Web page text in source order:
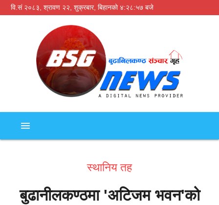
वि.सं २०८३, श्रावण २२, शुक्रबार,बिहानको ४:२८:५७ बजे
menu
स्थानिय तह
बुढानीलकण्ठमा 'अटिजम भवन'को